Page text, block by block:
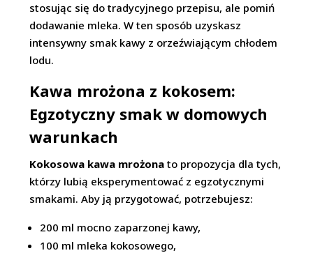
stosując się do tradycyjnego przepisu, ale pomiń
dodawanie mleka. W ten sposób uzyskasz
intensywny smak kawy z orzeźwiającym chłodem
lodu.
Kawa mrożona z kokosem:
Egzotyczny smak w domowych
warunkach
Kokosowa kawa mrożona to propozycja dla tych,
którzy lubią eksperymentować z egzotycznymi
smakami. Aby ją przygotować, potrzebujesz:
200 ml mocno zaparzonej kawy,
100 ml mleka kokosowego,